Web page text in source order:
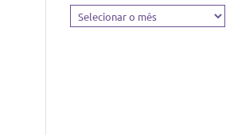
Arquivos